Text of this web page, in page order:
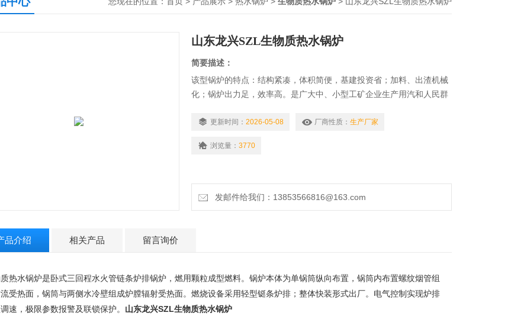
山东龙兴SZL生物质热水锅炉
简要描述：
该型锅炉的特点：结构紧凑，体积简便，基建投资省；加料、出渣机械
化；锅炉出力足，效率高。是广大中、小型工矿企业生产用汽和人民群
更新时间： 2026-05-08 厂商性质： 生产厂家
浏览量： 3770
发邮件给我们：13853566816@163.com
品介绍 相关产品 留言询价
热水锅炉是卧式三回程水火管链条炉排锅炉，燃用颗粒成型燃料。锅炉本体为单锅筒纵向布置，锅筒内布置螺纹烟管组
受热面，锅筒与两侧水冷壁组成炉膛辐射受热面。燃烧设备采用轻型铤条炉排；整体快装形式出厂。电气控制实现炉排
速，极限参数报警及联锁保护。 山东龙兴SZL生物质热水锅炉